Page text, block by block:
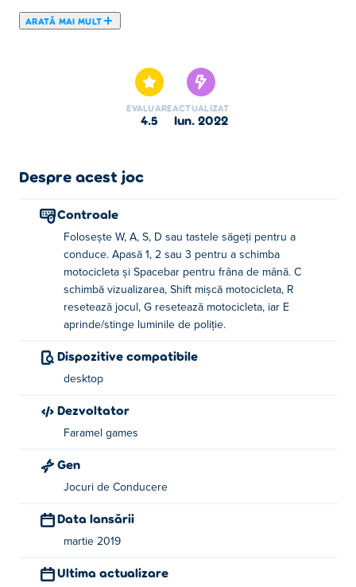
ARATĂ MAI MULT
EVALUARE
4.5
ACTUALIZAT
iun. 2022
Despre acest joc
Controale
Folosește W, A, S, D sau tastele săgeți pentru a
conduce. Apasă 1, 2 sau 3 pentru a schimba
motocicleta și Spacebar pentru frâna de mână. C
schimbă vizualizarea, Shift mișcă motocicleta, R
resetează jocul, G resetează motocicleta, iar E
aprinde/stinge luminile de poliție.
Dispozitive compatibile
desktop
Dezvoltator
Faramel games
Gen
Jocuri de Conducere
Data lansării
martie 2019
Ultima actualizare